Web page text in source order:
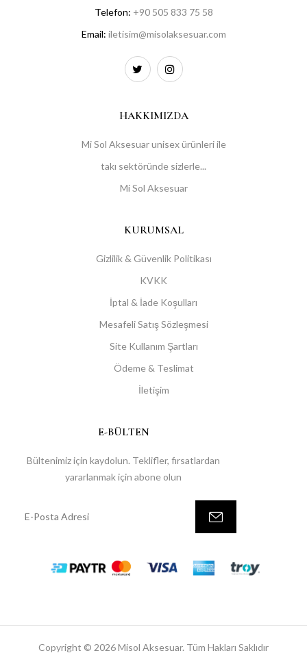
Telefon: +90 505 833 75 58
Email: iletisim@misolaksesuar.com
HAKKIMIZDA
Mi Sol Aksesuar unisex ürünleri ile
takı sektöründe sizlerle...
Mi Sol Aksesuar
KURUMSAL
Gizlilik & Güvenlik Politikası
KVKK
İptal & İade Koşulları
Mesafeli Satış Sözleşmesi
Site Kullanım Şartları
Ödeme & Teslimat
İletişim
E-BÜLTEN
Bültenimiz için kaydolun. Teklifler, fırsatlardan
yararlanmak için abone olun
Copyright © 2026 Misol Aksesuar. Tüm Hakları Saklıdır